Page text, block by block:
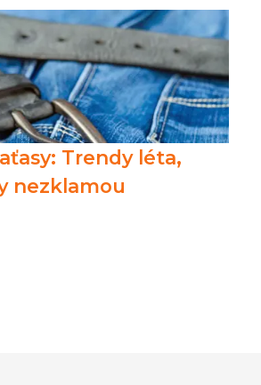
Trendy léta,
nezklamou